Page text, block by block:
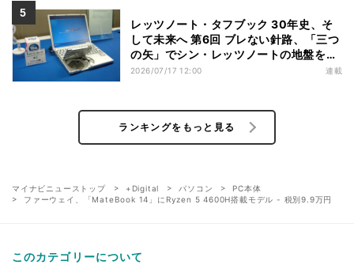
レッツノート・タフブック 30年史、そ
して未来へ 第6回 ブレない針路、「三つ
の矢」でシン・レッツノートの地盤を築
く
2026/07/17 12:00 連載
ランキングをもっと見る
マイナビニューストップ +Digital パソコン
PC本体
ファーウェイ、「MateBook 14」にRyzen 5 4600H搭載モデル - 税別9.9万円
このカテゴリーについて